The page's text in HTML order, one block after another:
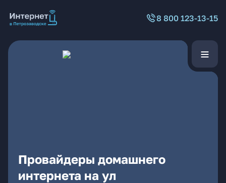
8 800 123-13-15
Провайдеры домашнего
интернета на ул